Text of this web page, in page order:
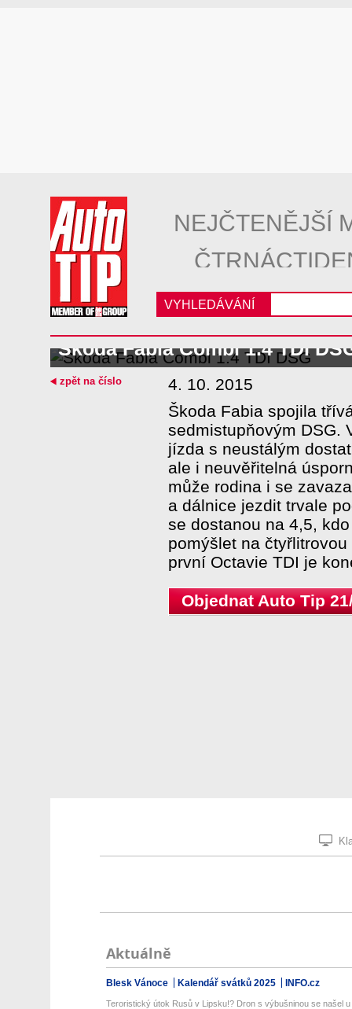
NEJČTENĚJŠÍ
VYHLEDÁVÁNÍ
Škoda Fabia Combi 1.4 TDI
4. 10. 2015
Škoda Fabia spojila
sedmistupňovým DSG.
jízda s neustálým
ale i neuvěřitelná
může rodina i se
a dálnice jezdit trvale
se dostanou na 4,5,
pomýšlet na
první Octavie TDI je
Objednat Auto Tip
zpět na číslo
Aktuálně
Blesk Vánoce Kalendář svátků 2025 INFO.cz
Teroristický útok Rusů v Lipsku!? Dron s výbušninou se našel u